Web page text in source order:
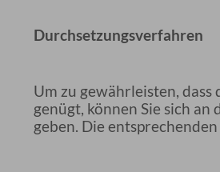
Durchsetzungsverfahren
Um zu gewährleisten,
genügt, können Sie sich
geben. Die